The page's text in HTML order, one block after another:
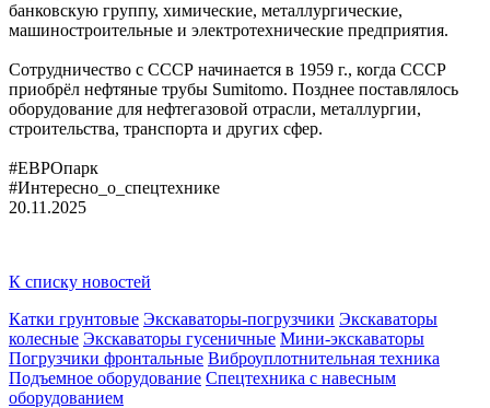
банковскую группу, химические, металлургические,
машиностроительные и электротехнические предприятия.
Сотрудничество с СССР начинается в 1959 г., когда СССР
приобрёл нефтяные трубы Sumitomo. Позднее поставлялось
оборудование для нефтегазовой отрасли, металлургии,
строительства, транспорта и других сфер.
#ЕВРОпарк
#Интересно_о_спецтехнике
20.11.2025
К списку новостей
Катки грунтовые Экскаваторы-погрузчики Экскаваторы
колесные Экскаваторы гусеничные Мини-экскаваторы
Погрузчики фронтальные Виброуплотнительная техника
Подъемное оборудование Спецтехника с навесным
оборудованием